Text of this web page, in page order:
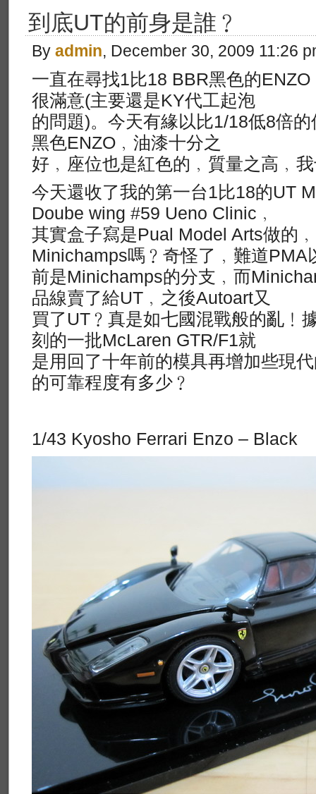
到底UT的前身是誰﹖
By admin, December 30, 2009 11:26
一直在尋找1比18 BBR黑色的
很滿意(主要還是KY代工起泡
的問題)。今天有緣以比1/18低8倍
黑色ENZO﹐油漆十分之
好﹐座位也是紅色的﹐質量之高﹐
今天還收了我的第一台1比18的UT
Doube wing #59 Ueno Clinic﹐
其實盒子寫是Pual Model Arts做的
Minichamps嗎﹖奇怪了﹐難道PMA
前是Minichamps的分支﹐而
品線賣了給UT﹐之後Autoart又
買了UT﹖真是如七國混戰般的亂﹗
刻的一批McLaren GTR/F1就
是用回了十年前的模具再增加些現
的可靠程度有多少﹖
1/43 Kyosho Ferrari Enzo – Black